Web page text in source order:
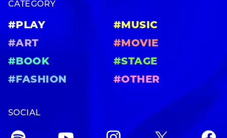
CATEGORY
#PLAY
#MUSIC
#ART
#MOVIE
#BOOK
#STAGE
#FASHION
#OTHER
SOCIAL